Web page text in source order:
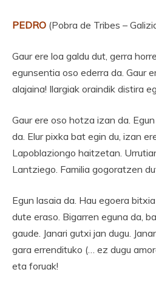
PEDRO (Pobra de Tribes –
Gaur ere loa galdu dut, gerra
egunsentia oso ederra da. Gaur
alajaina! Ilargiak oraindik distira
Gaur ere oso hotza izan da.
da. Elur pixka bat egin du, izan
Lapoblaziongo haitzetan.
Lantziego. Familia gogoratzen
Egun lasaia da. Hau egoera
dute eraso. Bigarren eguna da,
gaude. Janari gutxi jan dugu.
gara errendituko (… ez dugu
eta foruak!